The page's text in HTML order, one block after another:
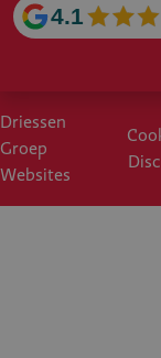
4.1
Driessen
Groep
Websites